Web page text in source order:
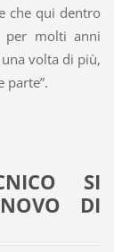
che qui dentro
per molti anni
volta di più,
parte”.
SI
DI